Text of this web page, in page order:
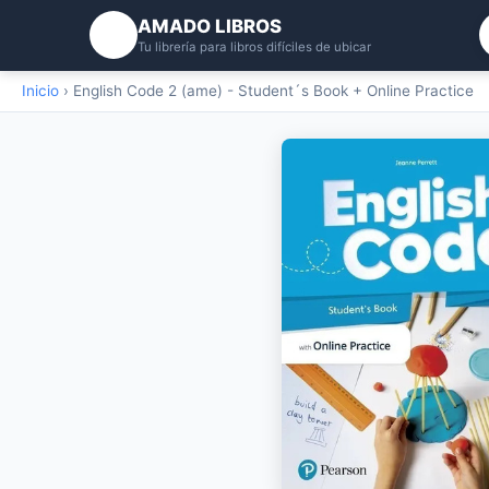
AMADO LIBROS
Tu librería para libros difíciles de ubicar
Inicio › English Code 2 (ame) - Student´s Book + Online Practice